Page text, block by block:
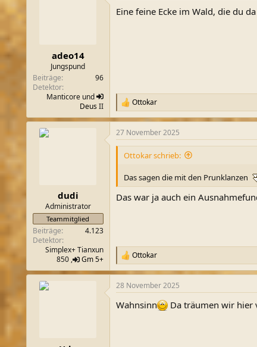
i
adeo14
Jungspund
Beiträge
96
Detektor
Manticore und
DeusII
Eine feine Ecke im Wald, die du
R
e
a
k
t
:
Ottokar
dudi
Administrator
Teammitglied
Beiträge
4.123
Detektor
Simplex+ Tianxun
850 ,
Gm 5+
27 November 2025
Ottokar schrieb:
Das sagen die mit den Prunklanzen
Das war ja auch ein
R
e
a
k
i
Ottokar
28 November 2025
Wahnsinn Da träumen wir hier